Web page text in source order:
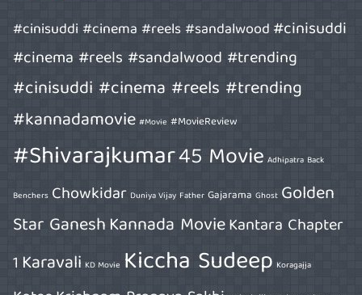
#cinisuddi #cinema #reels #sandalwood#cinisuddi
#cinema #reels #sandalwood #trending
#cinisuddi #cinema #reels #trending
#kannadamovie #Movie #MovieReview
#Shivarajkumar45 Movie Adhipatra Back
Benchers Chowkidar Duniya Vijay Father Gajarama Ghost Golden
Star GaneshKannada MovieKantara Chapter
1 Karavali KD Movie Kiccha Sudeep Koragajja